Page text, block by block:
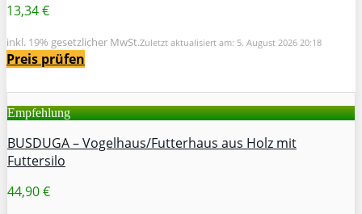
13,34 €
inkl. 19% gesetzlicher MwSt.Zuletzt aktualisiert am: 5. August 2026 20:18
Preis prüfen
Empfehlung
BUSDUGA – Vogelhaus/Futterhaus aus Holz mit
Futtersilo
44,90 €